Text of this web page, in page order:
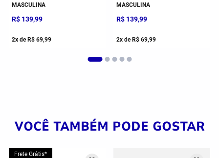
MASCULINA
R$ 139,99
2x deR$ 69,99
MASCULINA
R$ 139,99
2x deR$ 69,99
VOCÊ TAMBÉM PODE GOSTAR
Frete Grátis*